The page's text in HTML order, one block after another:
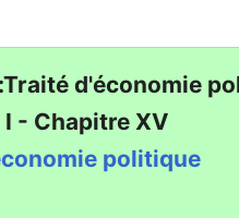
d'économie
- Chapitre XV
politique